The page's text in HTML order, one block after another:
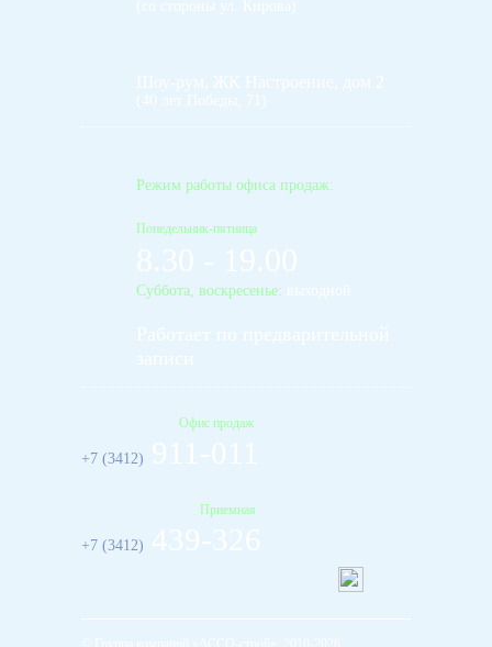
Режим работы офиса продаж:
Понедельник-пятница
Суббота, воскресенье:
Офис продаж
+7 (3412)
Приемная
+7 (3412)